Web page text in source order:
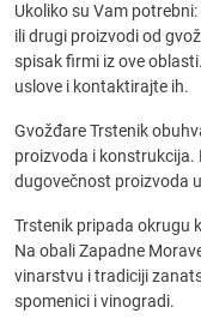
Ukoliko su Vam
ili drugi proizvodi od
spisak firmi iz ove
uslove i kontaktirajte ih.
Gvožđare Trstenik
proizvoda i
dugovečnost proizvoda
Trstenik pripada okrugu
Na obali Zapadne
vinarstvu i tradiciji
spomenici i vinogradi.